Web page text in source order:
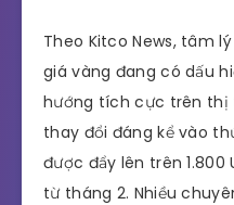
Theo Kitco News, tâm
giá vàng đang có dấu
hướng tích cực trên thị
thay đổi đáng kể vào
được đẩy lên trên 1.800
từ tháng 2. Nhiều